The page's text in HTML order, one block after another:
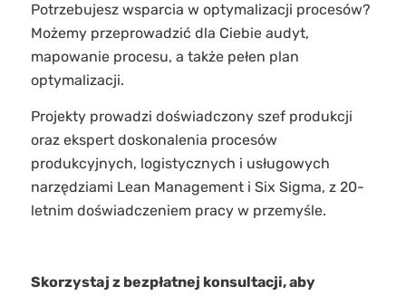
Potrzebujesz wsparcia w optymalizacji procesów?
Możemy przeprowadzić dla Ciebie audyt,
mapowanie procesu, a także pełen plan
optymalizacji.
Projekty prowadzi doświadczony szef produkcji
oraz ekspert doskonalenia procesów
produkcyjnych, logistycznych i usługowych
narzędziami Lean Management i Six Sigma, z 20-
letnim doświadczeniem pracy w przemyśle.
Skorzystaj z bezpłatnej konsultacji, aby